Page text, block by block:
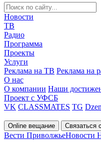
Новости
ТВ
Радио
Программа
Проекты
Услуги
Реклама на ТВ Реклама на
О нас
О компании Наши
Проект с УФСБ
VK CLASSMATES TG Dzen
Online вещание Связаться
Вести ПриволжьеНовости